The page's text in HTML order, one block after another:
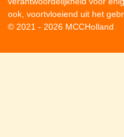
ook, voortvloeiend uit het
© 2021 - 2026 MCCHolland